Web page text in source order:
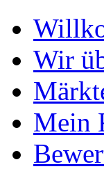
Wir
Mein